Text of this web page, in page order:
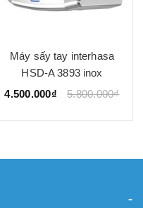
Máy sấy tay interhasa
HSD-A 3893 inox
4.500.000₫
5.800.000₫